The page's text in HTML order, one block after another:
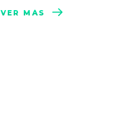
VER MÁS